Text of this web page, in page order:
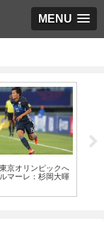
MENU
京オリンピックへ
マーレ：杉岡大暉